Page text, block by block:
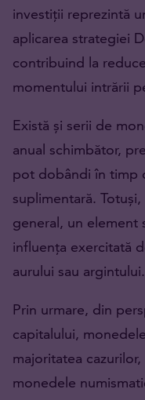
investiții reprezintă
aplicarea strategiei
contribuind la
momentului intrării
Există și serii de
anual schimbător,
pot dobândi în timp
suplimentară.
general, un element
influența exercitată
aurului sau argintului.
Prin urmare, din
capitalului,
majoritatea
monedele